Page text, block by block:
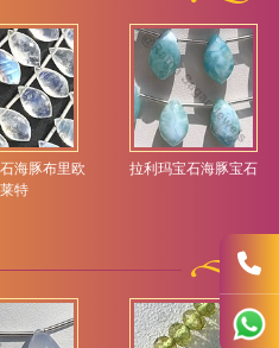
海豚布里欧
莱特
拉利玛宝石海豚宝石